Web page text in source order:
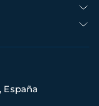
España